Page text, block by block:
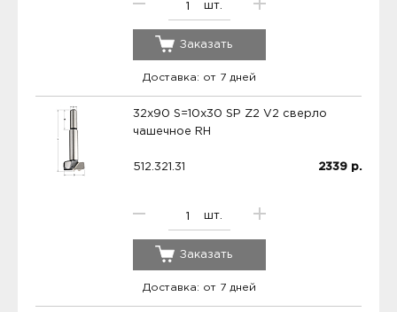
шт.
Заказать
Доставка: от 7 дней
32x90 S=10x30 SP Z2 V2 сверло
чашечное RH
512.321.31
шт.
2339 р.
Заказать
Доставка: от 7 дней